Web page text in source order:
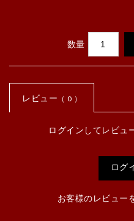
数量
レビュー （ 0 ）
ログインしてレビュ
ログ
お客様のレビュー